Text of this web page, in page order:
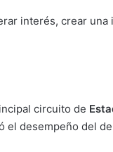
interés, crear una
circuito de
el desempeño del